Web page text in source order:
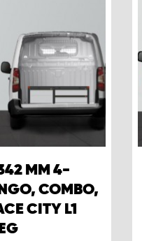
MM 4-
COMBO,
CITY L1